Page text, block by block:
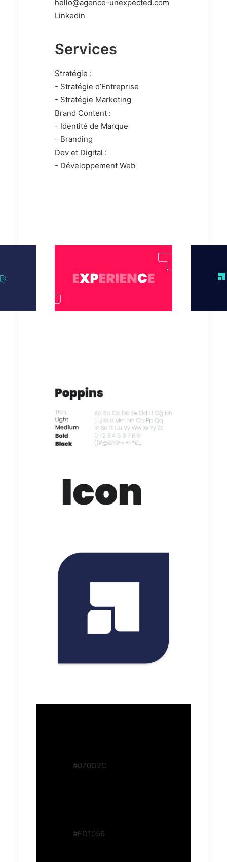
hello@agence-unexpected.com
Linkedin
Services
Stratégie :
- Stratégie d’Entreprise
- Stratégie Marketing
Brand Content :
- Identité de Marque
- Branding
Dev et Digital :
- Développement Web
#070D2C
#FD1056